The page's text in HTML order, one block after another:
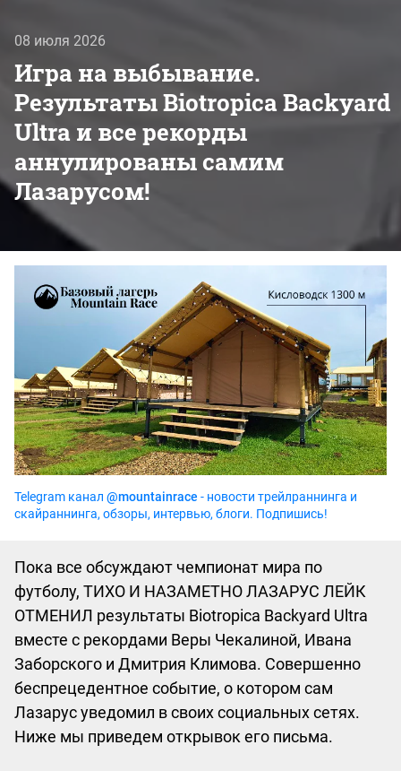
08 июля 2026
Игра на выбывание.
Результаты Biotropica Вackyard
Ultra и все рекорды
аннулированы самим
Лазарусом!
Telegram канал @mountainrace - новости трейлраннинга и
скайраннинга, обзоры, интервью, блоги. Подпишись!
Пока все обсуждают чемпионат мира по
футболу, ТИХО И НАЗАМЕТНО ЛАЗАРУС ЛЕЙК
ОТМЕНИЛ результаты Biotropica Вackyard Ultra
вместе с рекордами Веры Чекалиной, Ивана
Заборского и Дмитрия Климова. Совершенно
беспрецедентное событие, о котором сам
Лазарус уведомил в своих социальных сетях.
Ниже мы приведем открывок его письма.